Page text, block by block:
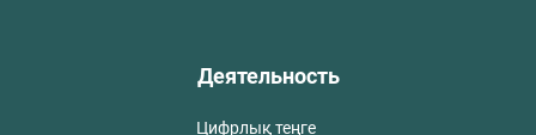
Деятельность
Цифрлық теңге